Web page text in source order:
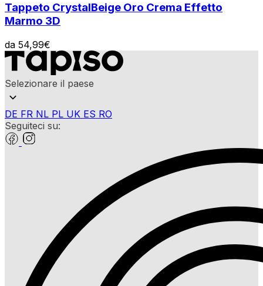
Tappeto CrystalBeige Oro Crema Effetto
Marmo 3D
da 54,99€
Selezionare il paese
DE FR NL PL UK ES RO
Seguiteci su: